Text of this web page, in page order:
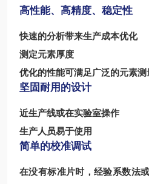
高性能、高精度、稳定性
快速的分析带来生产成本优化
测定元素厚度
优化的性能可满足广泛的元素测
坚固耐用的设计
近生产线或在实验室操作
生产人员易于使用
简单的校准调试
在没有标准片时，经验系数法